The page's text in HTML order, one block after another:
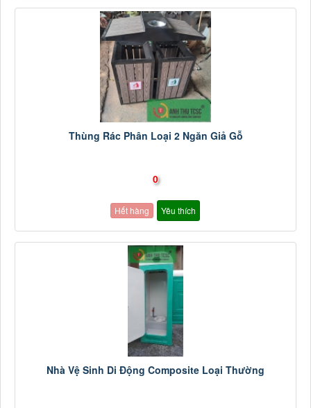
Thùng Rác Phân Loại 2 Ngăn Giả Gỗ
0
Hết hàng Yêu thích
Nhà Vệ Sinh Di Động Composite Loại Thường